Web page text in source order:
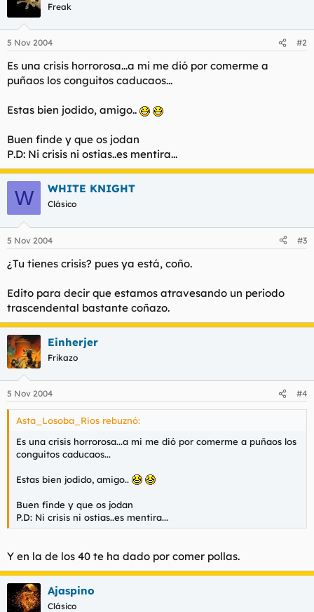
Freak
5 Nov 2004 #2
Es una crisis horrorosa...a mi me dió por comerme a
puñaos los conguitos caducaos...
Estas bien jodido, amigo..
Buen finde y que os jodan
P.D: Ni crisis ni ostias..es mentira...
W WHITE KNIGHT
Clásico
5 Nov 2004 #3
¿Tu tienes crisis? pues ya está, coño.
Edito para decir que estamos atravesando un periodo
trascendental bastante coñazo.
Einherjer
Frikazo
5 Nov 2004 #4
Asta_Losoba_Rios rebuznó:
Es una crisis horrorosa...a mi me dió por comerme a puñaos los
conguitos caducaos...
Estas bien jodido, amigo..
Buen finde y que os jodan
P.D: Ni crisis ni ostias..es mentira...
Y en la de los 40 te ha dado por comer pollas.
Ajaspino
Clásico